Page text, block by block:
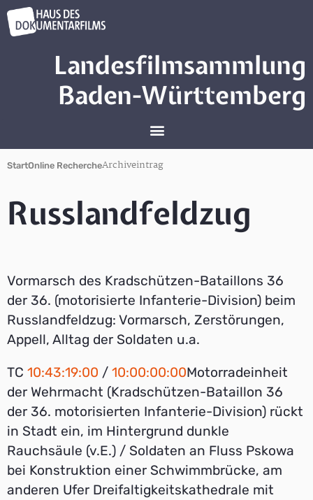
Landesfilmsammlung
Baden-Württemberg
StartOnline RechercheArchiveintrag
Russlandfeldzug
Vormarsch des Kradschützen-Bataillons 36
der 36. (motorisierte Infanterie-Division) beim
Russlandfeldzug: Vormarsch, Zerstörungen,
Appell, Alltag der Soldaten u.a.
TC 10:43:19:00 / 10:00:00:00Motorradeinheit
der Wehrmacht (Kradschützen-Bataillon 36
der 36. motorisierten Infanterie-Division) rückt
in Stadt ein, im Hintergrund dunkle
Rauchsäule (v.E.) / Soldaten an Fluss Pskowa
bei Konstruktion einer Schwimmbrücke, am
anderen Ufer Dreifaltigkeitskathedrale mit